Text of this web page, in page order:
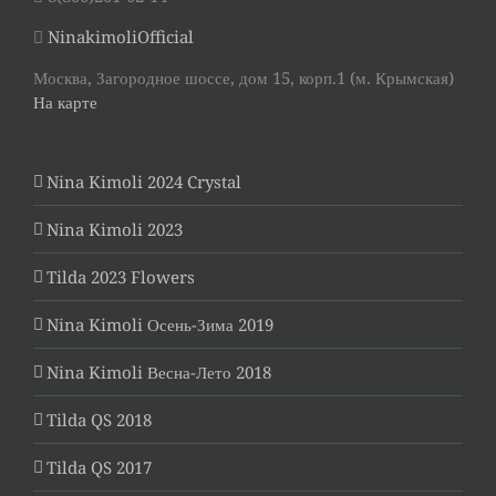
NinakimoliOfficial
Москва, Загородное шоссе, дом 15, корп.1 (м. Крымская)
На карте
Nina Kimoli 2024 Crystal
Nina Kimoli 2023
Tilda 2023 Flowers
Nina Kimoli Осень-Зима 2019
Nina Kimoli Весна-Лето 2018
Tilda QS 2018
Tilda QS 2017